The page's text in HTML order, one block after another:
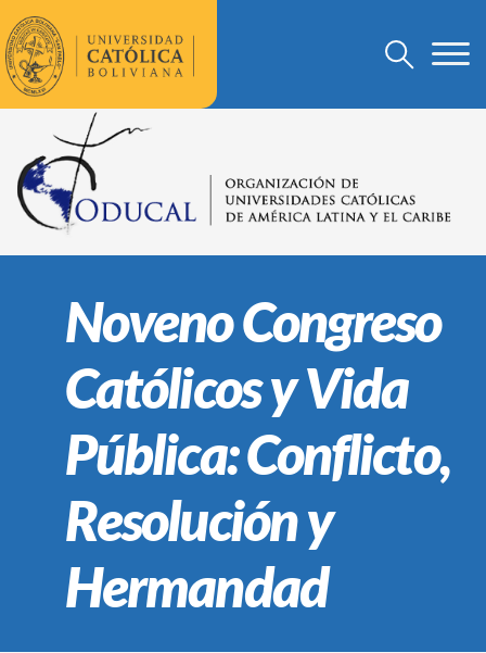
Noveno Congreso
Católicos y Vida
Pública: Conflicto,
Resolución y
Hermandad